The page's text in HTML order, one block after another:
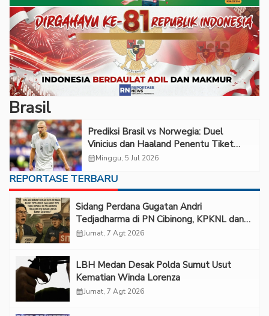
Brasil
Prediksi Brasil vs Norwegia: Duel
Vinicius dan Haaland Penentu Tiket
Perempat Final
calendar_monthMinggu, 5 Jul 2026
REPORTASE TERBARU
Sidang Perdana Gugatan Andri
Tedjadharma di PN Cibinong, KPKNL dan
PUPN Mangkir
calendar_monthJumat, 7 Agt 2026
LBH Medan Desak Polda Sumut Usut
Kematian Winda Lorenza
calendar_monthJumat, 7 Agt 2026